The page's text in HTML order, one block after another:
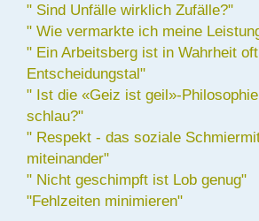
" Sind Unfälle wirklich Zufälle?"
" Wie vermarkte ich meine
" Ein Arbeitsberg ist in Wahrheit
Entscheidungstal"
" Ist die «Geiz ist geil»-
schlau?"
" Respekt - das soziale
miteinander"
" Nicht geschimpft ist Lob genug"
"Fehlzeiten minimieren"